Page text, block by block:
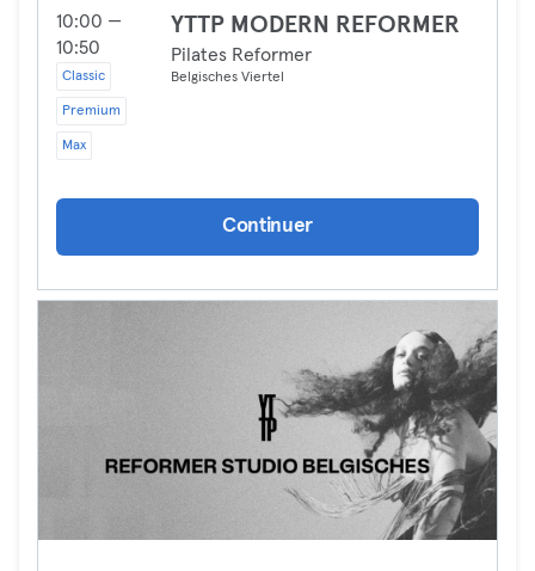
10:00 —
10:50
Classic
Premium
Max
YTTP MODERN REFORMER
Pilates Reformer
Belgisches Viertel
Continuer